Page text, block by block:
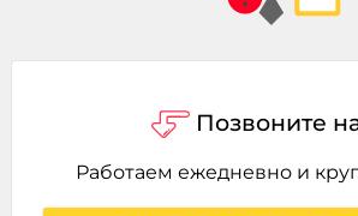
Позвоните
Работаем ежедневно и